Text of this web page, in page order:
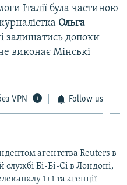
Італії була частиною
Ольга
залишатись допоки
виконає Мінські
VPN Follow us
агентства Reuters в
службі Бі-Бі-Сі в Лондоні,
1+1 та агенції